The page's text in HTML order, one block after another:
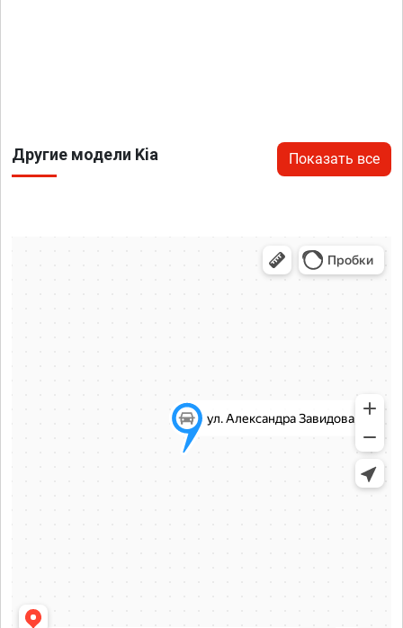
Другие модели Kia Показать все